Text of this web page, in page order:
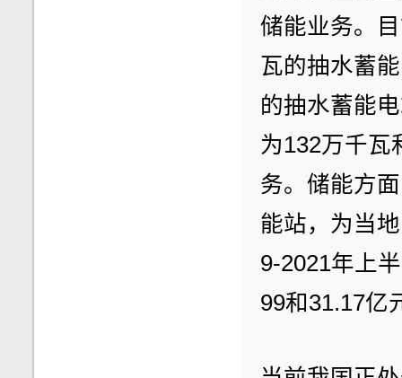
储能业务。
瓦的抽水蓄
的抽水蓄能
为132万千瓦
务。储能方
能站，为当
9-2021年上
99和31.17亿